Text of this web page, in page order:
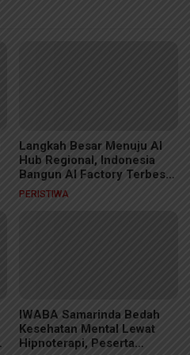
Langkah Besar Menuju AI
Hub Regional, Indonesia
Bangun AI Factory Terbesar
di ASEAN
PERISTIWA
IWABA Samarinda Bedah
Kesehatan Mental Lewat
Hipnoterapi, Peserta